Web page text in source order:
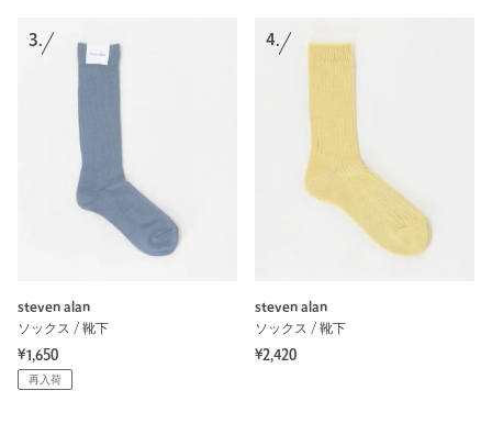
3.
steven alan
ソックス / 靴下
¥1,650
再入荷
4.
steven alan
ソックス / 靴下
¥2,420